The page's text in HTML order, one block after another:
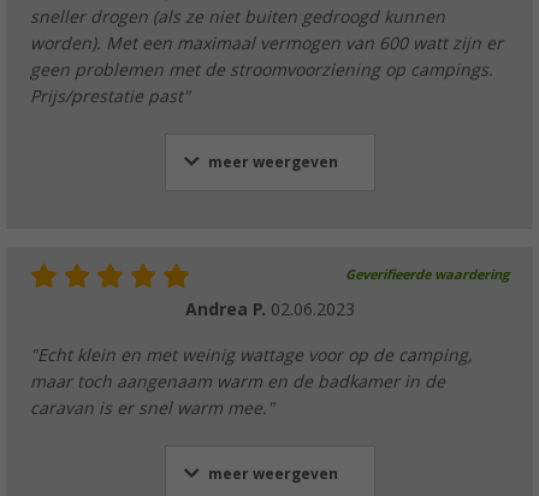
sneller drogen (als ze niet buiten gedroogd kunnen
worden). Met een maximaal vermogen van 600 watt zijn er
geen problemen met de stroomvoorziening op campings.
Prijs/prestatie past"
meer weergeven
Geverifieerde waardering
Andrea P. 02.06.2023
"Echt klein en met weinig wattage voor op de camping,
maar toch aangenaam warm en de badkamer in de
caravan is er snel warm mee."
meer weergeven